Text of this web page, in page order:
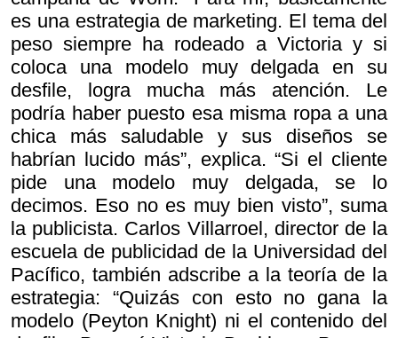
es una estrategia de marketing. El tema del
peso siempre ha rodeado a Victoria y si
coloca una modelo muy delgada en su
desfile, logra mucha más atención. Le
podría haber puesto esa misma ropa a una
chica más saludable y sus diseños se
habrían lucido más”, explica. “Si el cliente
pide una modelo muy delgada, se lo
decimos. Eso no es muy bien visto”, suma
la publicista. Carlos Villarroel, director de la
escuela de publicidad de la Universidad del
Pacífico, también adscribe a la teoría de la
estrategia: “Quizás con esto no gana la
modelo (Peyton Knight) ni el contenido del